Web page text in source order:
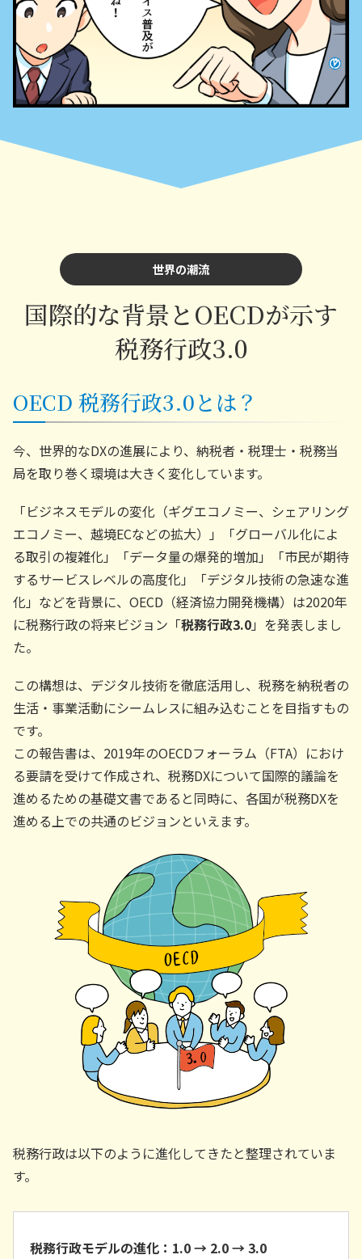
世界の潮流
国際的な背景とOECDが示す
税務行政3.0
OECD 税務行政3.0とは？
今、世界的なDXの進展により、納税者・税理士・税務当
局を取り巻く環境は大きく変化しています。
「ビジネスモデルの変化（ギグエコノミー、シェアリング
エコノミー、越境ECなどの拡大）」「グローバル化によ
る取引の複雑化」「データ量の爆発的増加」「市民が期待
するサービスレベルの高度化」「デジタル技術の急速な進
化」などを背景に、OECD（経済協力開発機構）は2020年
に税務行政の将来ビジョン「税務行政3.0」を発表しまし
た。
この構想は、デジタル技術を徹底活用し、税務を納税者の
生活・事業活動にシームレスに組み込むことを目指すもの
です。
この報告書は、2019年のOECDフォーラム（FTA）におけ
る要請を受けて作成され、税務DXについて国際的議論を
進めるための基礎文書であると同時に、各国が税務DXを
進める上での共通のビジョンといえます。
税務行政は以下のように進化してきたと整理されていま
す。
税務行政モデルの進化：1.0 → 2.0 → 3.0